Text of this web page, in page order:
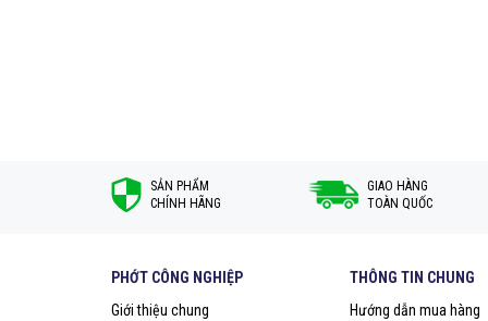
Khi mua hàng tại hệ thống Đại lý uỷ quyền, khách hàng
Để được tư vấn kỹ hơn về
Phớt thuỷ lực SKF PTB-
với chúng tôi theo Hotline hỗ trợ.
SẢN PHẨM
CHÍNH HÃNG
GIAO HÀNG
TOÀN QUỐC
PHỚT CÔNG NGHIỆP
Giới thiệu chung
THÔNG TIN CHUNG
Hướng dẫn mua hàng